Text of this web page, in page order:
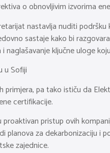
o obnovljivim izvorima
nastavlja nuditi
sastaje kako bi
naglašavanje ključne uloge
u Sofiji
primjera, pa tako ističu da
certifikacije.
pristup ovih
planova za dekarbonizaciju i
zajednice.